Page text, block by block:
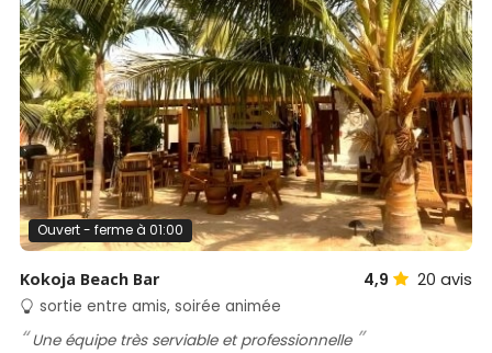
Ouvert - ferme à 01:00
Kokoja Beach Bar 4,9 20 avis
sortie entre amis, soirée animée
Une équipe très serviable et professionnelle